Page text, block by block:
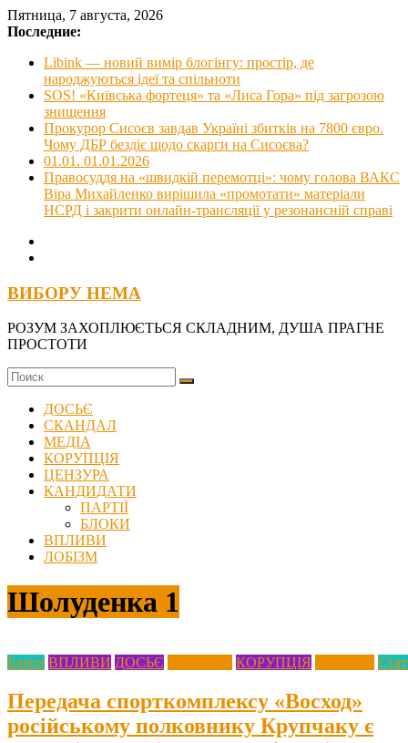
Skip
to
Пятница, 7 августа, 2026
Последние:
Libink — новий вимір блогінгу: простір, де
народжуються ідеї та спільноти
SOS! «Київська фортеця» та «Лиса Гора» під загрозою
знищення
Прокурор Сисоєв завдав Україні збитків на 7800 євро.
Чому ДБР бездіє щодо скарги на Сисоєва?
01.01. 01.01.2026
Правосуддя на «швидкій перемотці»: чому голова ВАКС
Віра Михайленко вирішила «промотати» матеріали
НСРД і закрити онлайн-трансляції у резонансній справі
ВИБОРУ НЕМА
РОЗУМ ЗАХОПЛЮЄТЬСЯ СКЛАДНИМ, ДУША ПРАГНЕ
ПРОСТОТИ
ДОСЬЄ
СКАНДАЛ
МЕДІА
КОРУПЦІЯ
ЦЕНЗУРА
КАНДИДАТИ
ПАРТІЇ
БЛОКИ
ВПЛИВИ
ЛОБІЗМ
Шолуденка 1
Блоги ВПЛИВИ ДОСЬЄ КОРУПЦІЯ
Передача спорткомплексу «Восход»
російському полковнику Крупчаку є